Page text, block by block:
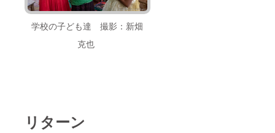
学校の子ども達 撮影：新畑
克也
リターン